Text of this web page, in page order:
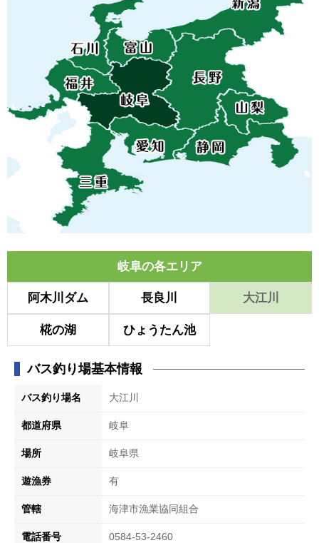
岐阜の各エリア
阿木川ダム 長良川 大江川
椛の湖 ひょうたん池
バス釣り場基本情報
バス釣り場名 大江川
都道府県 岐阜
場所 岐阜県
遊漁券 有
管轄 海津市漁業協同組合
電話番号 0584-53-2460